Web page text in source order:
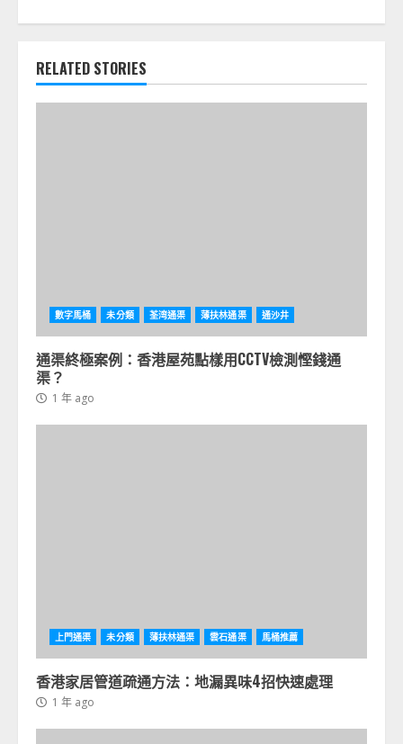
RELATED STORIES
數字馬桶 未分類 荃湾通渠 薄扶林通渠 通沙井
通渠終極案例：香港屋苑點樣用CCTV檢測慳錢通
渠？
1 年 ago
上門通渠 未分類 薄扶林通渠 雲石通渠 馬桶推薦
香港家居管道疏通方法：地漏異味4招快速處理
1 年 ago